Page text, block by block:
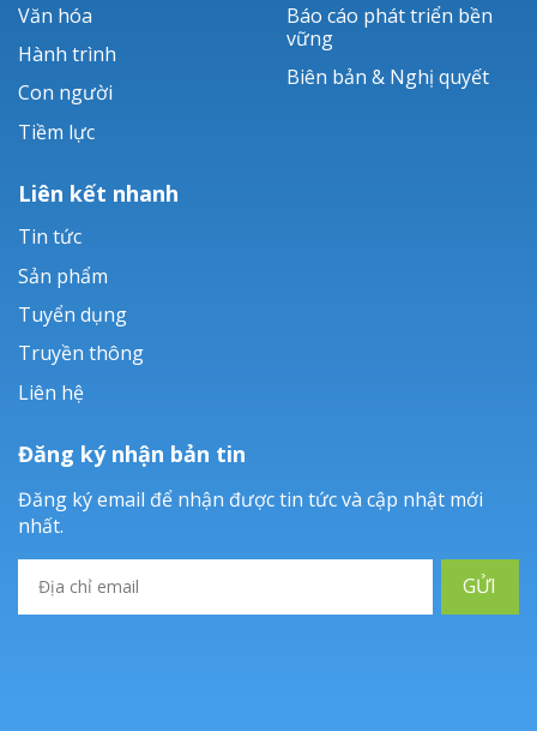
Văn hóa
Hành trình
Con người
Tiềm lực
Báo cáo phát triển bền
vững
Biên bản & Nghị quyết
Liên kết nhanh
Tin tức
Sản phẩm
Tuyển dụng
Truyền thông
Liên hệ
Đăng ký nhận bản tin
Đăng ký email để nhận được tin tức và cập nhật mới
nhất.
GỬI